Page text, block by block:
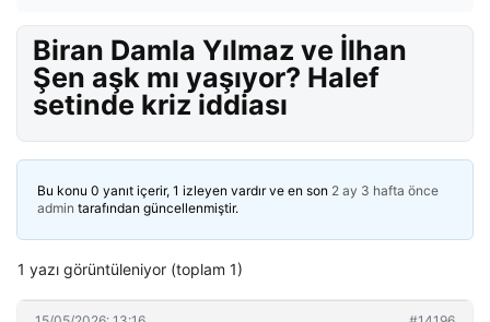
Biran Damla Yılmaz ve İlhan
Şen aşk mı yaşıyor? Halef
setinde kriz iddiası
Bu konu 0 yanıt içerir, 1 izleyen vardır ve en son 2 ay 3 hafta önce
admin tarafından güncellenmiştir.
1 yazı görüntüleniyor (toplam 1)